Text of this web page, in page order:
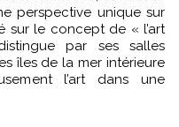
perspective unique sur
sur le concept de « l’art
par ses salles
îles de la mer intérieure
l’art dans une